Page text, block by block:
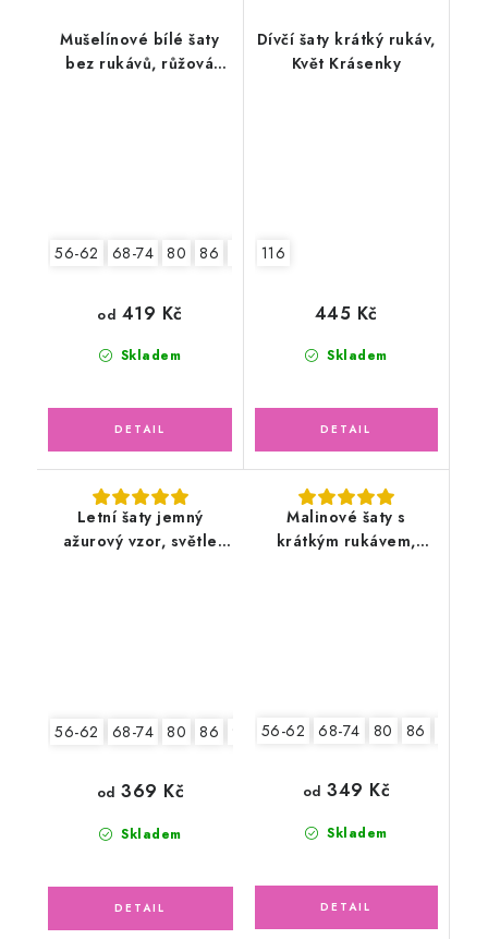
Mušelínové bílé šaty
bez rukávů, růžová
56-62 68-74 80 86
Skladem
od 419 Kč
Dívčí šaty krátký rukáv,
Květ Krásenky
116
Skladem
445 Kč
Letní šaty jemný
ažurový vzor, světle
56-62 68-74 80 86
Skladem
od 369 Kč
Malinové šaty s
krátkým rukávem,
56-62 68-74 80 86
Skladem
od 349 Kč